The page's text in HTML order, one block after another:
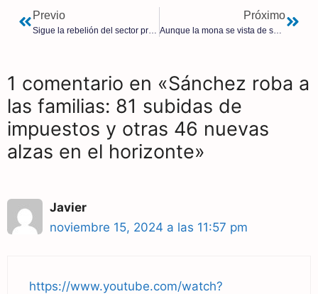
Previo Próximo
Aunque la mona se vista de seda… Los comunistas de Sumar valoran cambiarse el nombre para dejar atrás la salida de Errejón y los escándalos de corrupción
1 comentario en «Sánchez roba a
las familias: 81 subidas de
impuestos y otras 46 nuevas
alzas en el horizonte»
Javier
noviembre 15, 2024 a las 11:57 pm
https://www.youtube.com/watch?